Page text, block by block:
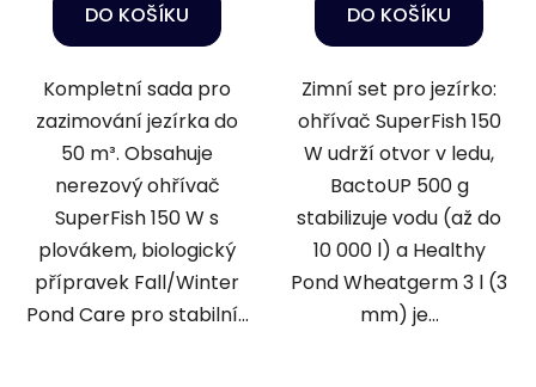
DO KOŠÍKU
Kompletní sada pro
zazimování jezírka do
50 m³. Obsahuje
nerezový ohřívač
SuperFish 150 W s
plovákem, biologický
přípravek Fall/Winter
Pond Care pro stabilní...
DO KOŠÍKU
Zimní set pro jezírko:
ohřívač SuperFish 150
W udrží otvor v ledu,
BactoUP 500 g
stabilizuje vodu (až do
10 000 l) a Healthy
Pond Wheatgerm 3 l (3
mm) je...